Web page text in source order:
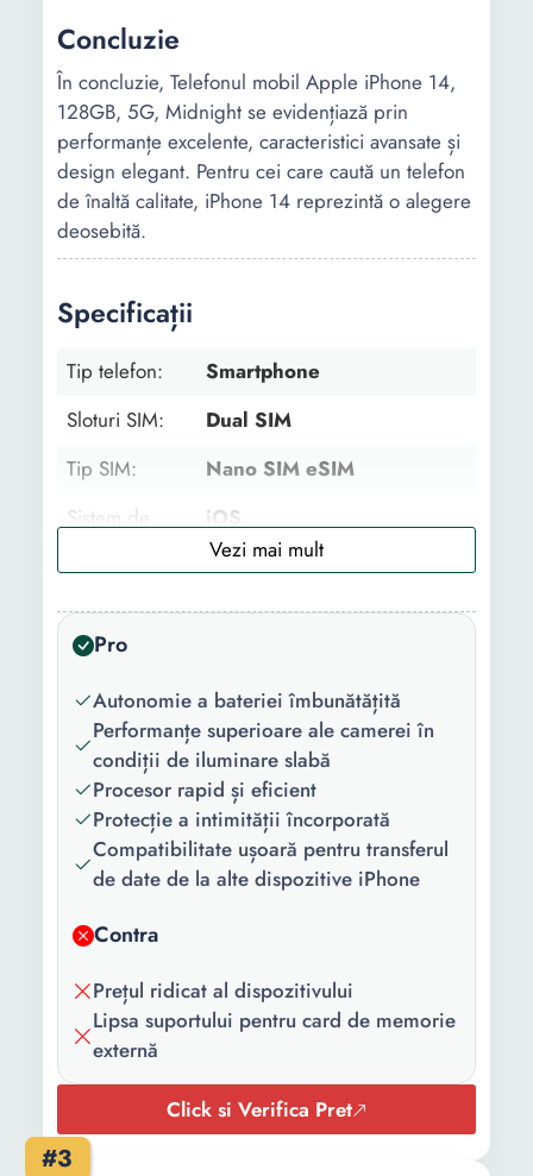
Concluzie
În concluzie, Telefonul mobil Apple iPhone 14,
128GB, 5G, Midnight se evidențiază prin
performanțe excelente, caracteristici avansate și
design elegant. Pentru cei care caută un telefon
de înaltă calitate, iPhone 14 reprezintă o alegere
deosebită.
Specificații
Tip telefon:
Smartphone
Sloturi SIM:
Dual SIM
Tip SIM:
Nano SIM eSIM
Sistem de
iOS
Bluetooth:
Versiune
sistem
operare:
iOS 16
Model
procesor:
Apple A15 Bionic
Numar nuclee:
Senzori:
Accelerometru Barometru
Giroscop Busola
Senzor de proximitate
Senzor de lumina
Continut
Pro
Autonomie a bateriei îmbunătățită
Performanțe superioare ale camerei în
condiții de iluminare slabă
Procesor rapid și eficient
Protecție a intimității încorporată
Compatibilitate ușoară pentru transferul
de date de la alte dispozitive iPhone
Contra
Prețul ridicat al dispozitivului
Lipsa suportului pentru card de memorie
externă
Click si Verifica Pret
#3